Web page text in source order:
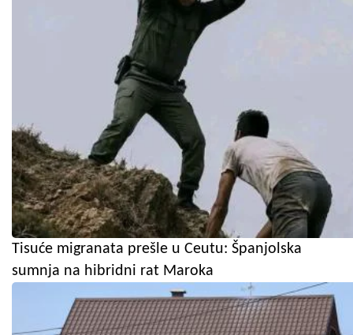
Tisuće migranata prešle u Ceutu: Španjolska
sumnja na hibridni rat Maroka